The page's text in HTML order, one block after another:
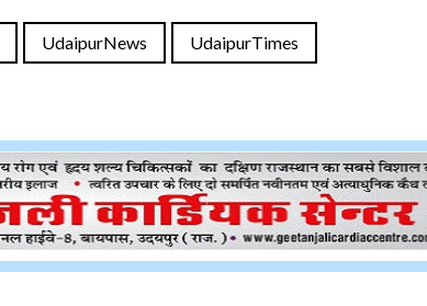
UdaipurNews UdaipurTimes